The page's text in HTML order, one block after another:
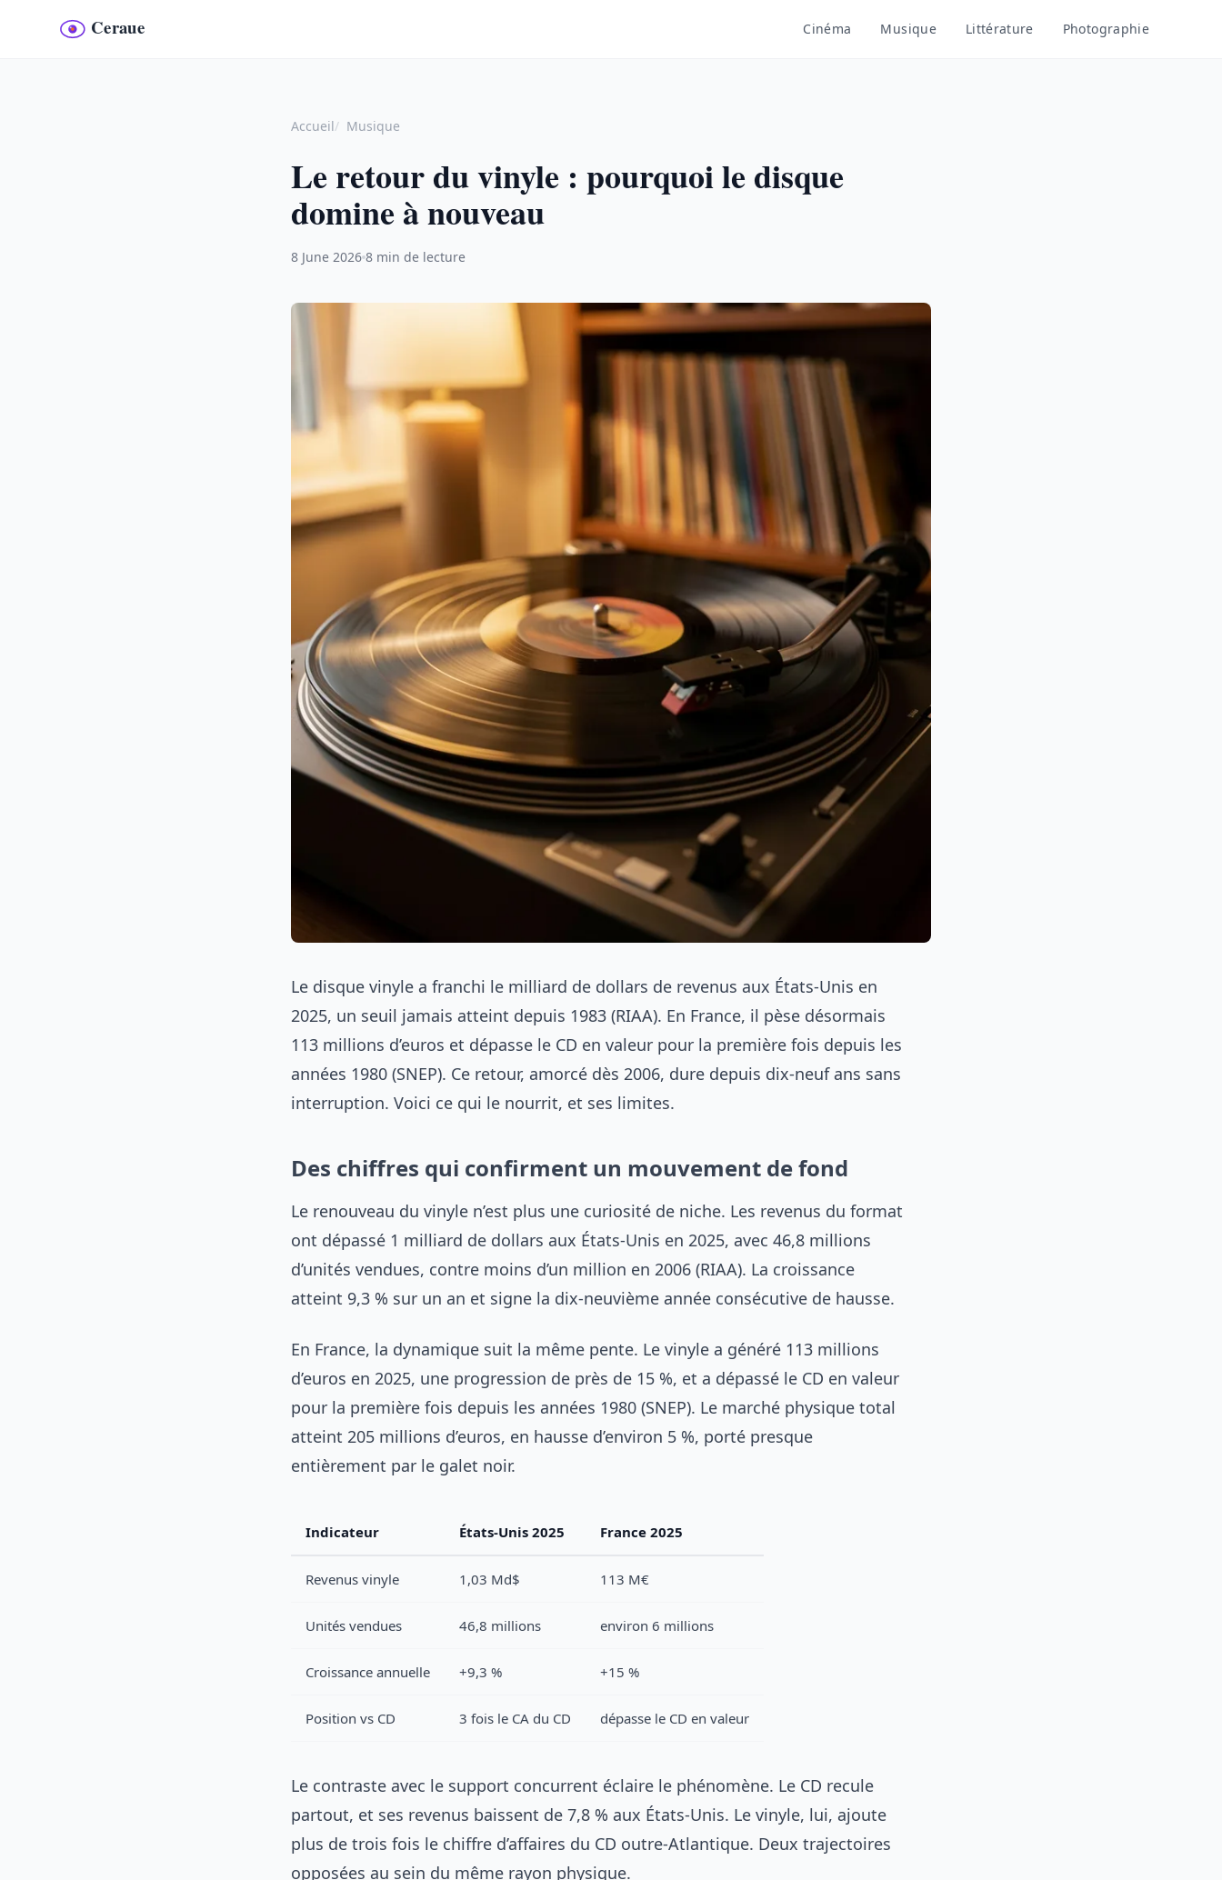
Cinéma Musique Littérature Photographie
Accueil Musique
Le retour du vinyle : pourquoi le disque
domine à nouveau
8 June 2026 8 min de lecture
Le disque vinyle a franchi le milliard de dollars de revenus aux États-Unis en
2025, un seuil jamais atteint depuis 1983 (RIAA). En France, il pèse désormais
113 millions d’euros et dépasse le CD en valeur pour la première fois depuis les
années 1980 (SNEP). Ce retour, amorcé dès 2006, dure depuis dix-neuf ans sans
interruption. Voici ce qui le nourrit, et ses limites.
Des chiffres qui confirment un mouvement de fond
Le renouveau du vinyle n’est plus une curiosité de niche. Les revenus du format
ont dépassé 1 milliard de dollars aux États-Unis en 2025, avec 46,8 millions
d’unités vendues, contre moins d’un million en 2006 (RIAA). La croissance
atteint 9,3 % sur un an et signe la dix-neuvième année consécutive de hausse.
En France, la dynamique suit la même pente. Le vinyle a généré 113 millions
d’euros en 2025, une progression de près de 15 %, et a dépassé le CD en valeur
pour la première fois depuis les années 1980 (SNEP). Le marché physique total
atteint 205 millions d’euros, en hausse d’environ 5 %, porté presque
entièrement par le galet noir.
Indicateur États-Unis 2025 France 2025
Revenus vinyle 1,03 Md$ 113 M€
Unités vendues 46,8 millions environ 6 millions
Croissance annuelle +9,3 % +15 %
Position vs CD 3 fois le CA du CD dépasse le CD en valeur
Le contraste avec le support concurrent éclaire le phénomène. Le CD recule
partout, et ses revenus baissent de 7,8 % aux États-Unis. Le vinyle, lui, ajoute
plus de trois fois le chiffre d’affaires du CD outre-Atlantique. Deux trajectoires
opposées au sein du même rayon physique.